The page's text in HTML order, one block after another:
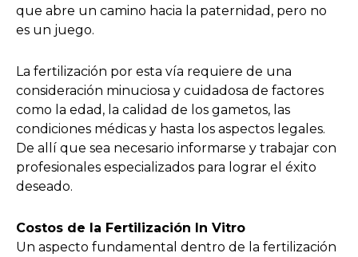
que abre un camino hacia la paternidad, pero no
es un juego.
La fertilización por esta vía requiere de una
consideración minuciosa y cuidadosa de factores
como la edad, la calidad de los gametos, las
condiciones médicas y hasta los aspectos legales.
De allí que sea necesario informarse y trabajar con
profesionales especializados para lograr el éxito
deseado.
Costos de la Fertilización In Vitro
Un aspecto fundamental dentro de la fertilización